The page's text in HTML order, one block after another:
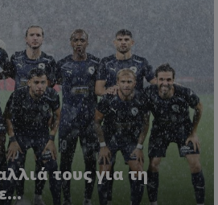
τους για τη